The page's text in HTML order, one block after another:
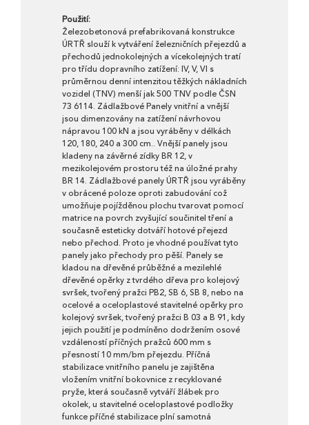
Použití:
Železobetonová prefabrikovaná konstrukce
ÚRTŘ slouží k vytváření železničních přejezdů a
přechodů jednokolejných a vícekolejných tratí
pro třídu dopravního zatížení: IV, V, VI s
průměrnou denní intenzitou těžkých nákladních
vozidel (TNV) menší jak 500 TNV podle ČSN
73 6114. Zádlažbové Panely vnitřní a vnější
jsou dimenzovány na zatížení návrhovou
nápravou 100 kN a jsou vyráběny v délkách
120, 180, 240 a 300 cm.. Vnější panely jsou
kladeny na závěrné zídky BR 12, v
mezikolejovém prostoru též na úložné prahy
BR 14. Zádlažbové panely ÚRTŘ jsou vyráběny
v obrácené poloze oproti zabudování což
umožňuje pojížděnou plochu tvarovat pomocí
matrice na povrch zvyšující součinitel tření a
současně esteticky dotváří hotové přejezd
nebo přechod. Proto je vhodné používat tyto
panely jako přechody pro pěší. Panely se
kladou na dřevěné průběžné a mezilehlé
dřevěné opěrky z tvrdého dřeva pro kolejový
svršek, tvořený pražci PB2, SB 6, SB 8, nebo na
ocelové a oceloplastové stavitelné opěrky pro
kolejový svršek, tvořený pražci B 03 a B 91, kdy
jejich použití je podmíněno dodržením osové
vzdáleností příčných pražců 600 mm s
přesností 10 mm/bm přejezdu. Příčná
stabilizace vnitřního panelu je zajištěna
vložením vnitřní bokovnice z recyklované
pryže, která současně vytváří žlábek pro
okolek, u stavitelné oceloplastové podložky
funkce příčné stabilizace plní samotná